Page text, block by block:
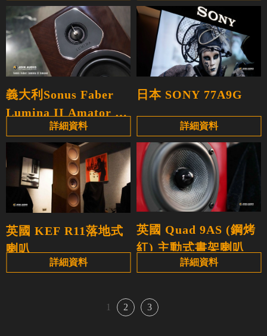
義大利Sonus Faber
Lumina II Amator 書
詳細資料
日本 SONY 77A9G
詳細資料
英國 KEF R11落地式
喇叭
詳細資料
英國 Quad 9AS (鋼烤
紅) 主動式書架喇叭
詳細資料
1 2 3